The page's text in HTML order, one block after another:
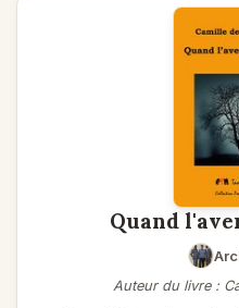
Quand
Auteur du livre :